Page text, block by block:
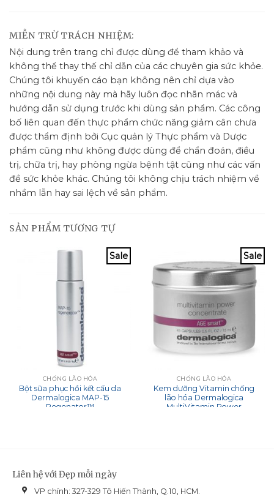
MIỄN TRỪ TRÁCH NHIỆM:
Nội dung trên trang chỉ được dùng để tham khảo và
không thể thay thế chỉ dẫn của các chuyên gia sức khỏe.
Chúng tôi khuyến cáo bạn không nên chỉ dựa vào
những nội dung này mà hãy luôn đọc nhãn mác và
hướng dẫn sử dụng trước khi dùng sản phẩm. Các công
bố liên quan đến thực phẩm chức năng giảm cân chưa
được thẩm định bởi Cục quản lý Thực phẩm và Dược
phẩm cũng như không được dùng để chẩn đoán, điều
trị, chữa trị, hay phòng ngừa bệnh tật cũng như các vấn
đề sức khỏe khác. Chúng tôi không chịu trách nhiệm về
nhầm lẫn hay sai lệch về sản phẩm.
SẢN PHẨM TƯƠNG TỰ
Sale
CHỐNG LÃO HÓA
Bột sữa phục hồi kết cấu da
Dermalogica MAP-15
Regenator™
Sale
CHỐNG LÃO HÓA
Kem dưỡng Vitamin chống
lão hóa Dermalogica
MultiVitamin Power
Liên hệ với Đẹp mỗi ngày
VP chính: 327-329 Tô Hiến Thành, Q.10, HCM.